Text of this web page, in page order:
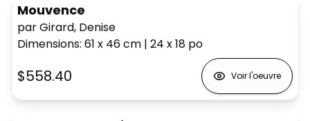
Mouvence
par Girard, Denise
Dimensions: 61 x 46cm | 24 x 18 po
$558.40 Voir l'oeuvre